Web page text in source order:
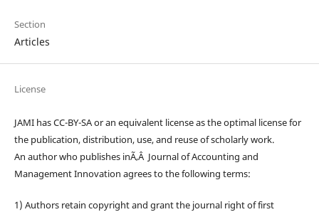
Section
Articles
License
JAMI has CC-BY-SA or an equivalent license as the optimal license for
the publication, distribution, use, and reuse of scholarly work.
An author who publishes inÃ‚Â Journal of Accounting and
Management Innovation agrees to the following terms:
1) Authors retain copyright and grant the journal right of first